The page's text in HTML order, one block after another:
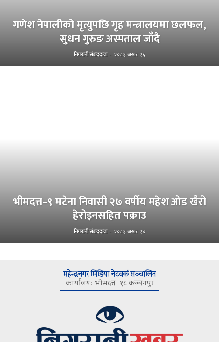
गणेश नेपालीको मृत्युपछि गृह मन्त्रालयमा छलफल,
सुधन गुरुङ अस्पताल जाँदै
निगरानी संवाददाता - २०८३ असार २६
भीमदत्त–९ मटेना निवासी २७ वर्षीय महेश ओड खैरो
हेरोइनसहित पक्राउ
निगरानी संवाददाता - २०८३ असार २४
महेन्द्रनगर मिडिया नेटवर्क सञ्चालित
कार्यालयः भीमदत्त–१८ कञ्चनपुर